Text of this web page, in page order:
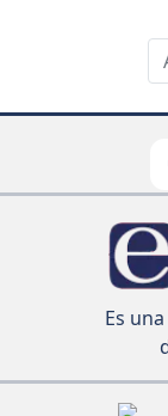
Es